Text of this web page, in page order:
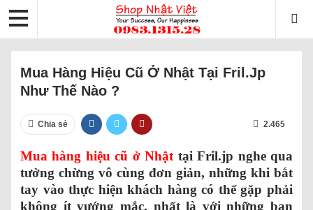
Mua Hàng Hiệu Cũ Ở Nhật Tại Fril.jp
Như Thế Nào ?
Chia sẻ 2.465
Mua hàng hiệu cũ ở Nhật tại Fril.jp nghe qua
tưởng chừng vô cùng đơn giản, những khi bắt
tay vào thực hiện khách hàng có thể gặp phải
không ít vướng mắc, nhất là với những bạn